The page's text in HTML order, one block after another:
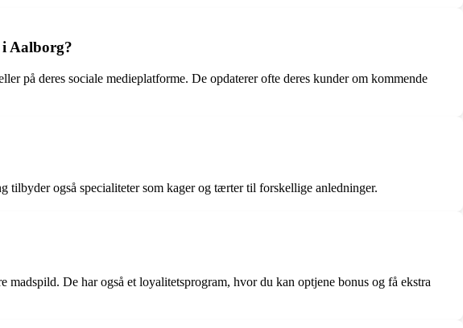
i Aalborg?
på deres sociale medieplatforme. De opdaterer ofte deres kunder om kommende
også specialiteter som kager og tærter til forskellige anledninger.
De har også et loyalitetsprogram, hvor du kan optjene bonus og få ekstra